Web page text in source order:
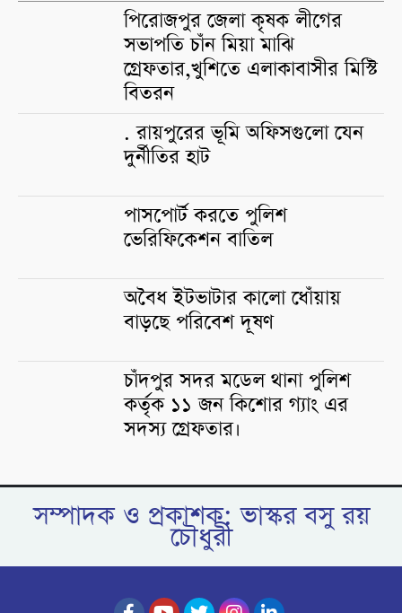
পিরোজপুর জেলা কৃষক লীগের
সভাপতি চাঁন মিয়া মাঝি
গ্রেফতার,খুশিতে এলাকাবাসীর মিস্টি
বিতরন
. রায়পুরের ভূমি অফিসগুলো যেন
দুর্নীতির হাট
পাসপোর্ট করতে পুলিশ
ভেরিফিকেশন বাতিল
অবৈধ ইটভাটার কালো ধোঁয়ায়
বাড়ছে পরিবেশ দূষণ
চাঁদপুর সদর মডেল থানা পুলিশ
কর্তৃক ১১ জন কিশোর গ্যাং এর
সদস্য গ্রেফতার।
সম্পাদক ও প্রকাশক: ভাস্কর বসু রয়
চৌধুরী